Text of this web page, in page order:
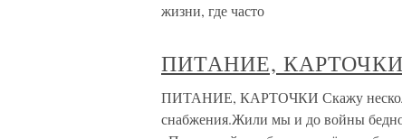
жизни, где часто
ПИТАНИЕ, КАРТОЧКИ
ПИТАНИЕ, КАРТОЧКИ Скажу
снабжения.Жили мы и до войны